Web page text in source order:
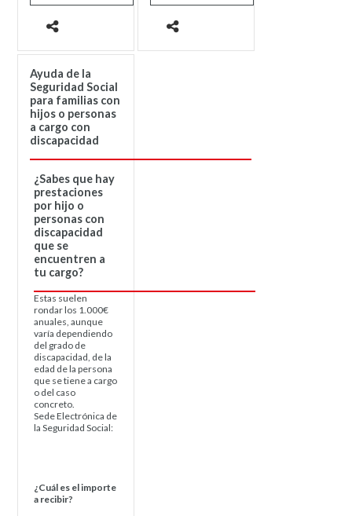
Ayuda de la
Seguridad Social
para familias con
hijos o personas
a cargo con
discapacidad
¿Sabes que hay
prestaciones
por hijo o
personas con
discapacidad
que se
encuentren a
tu cargo?
Estas suelen
rondar los 1.000€
anuales, aunque
varía dependiendo
del grado de
discapacidad, de la
edad de la persona
que se tiene a cargo
o del caso
concreto.
Sede Electrónica de
la Seguridad Social:
¿Cuál es el importe
a recibir?